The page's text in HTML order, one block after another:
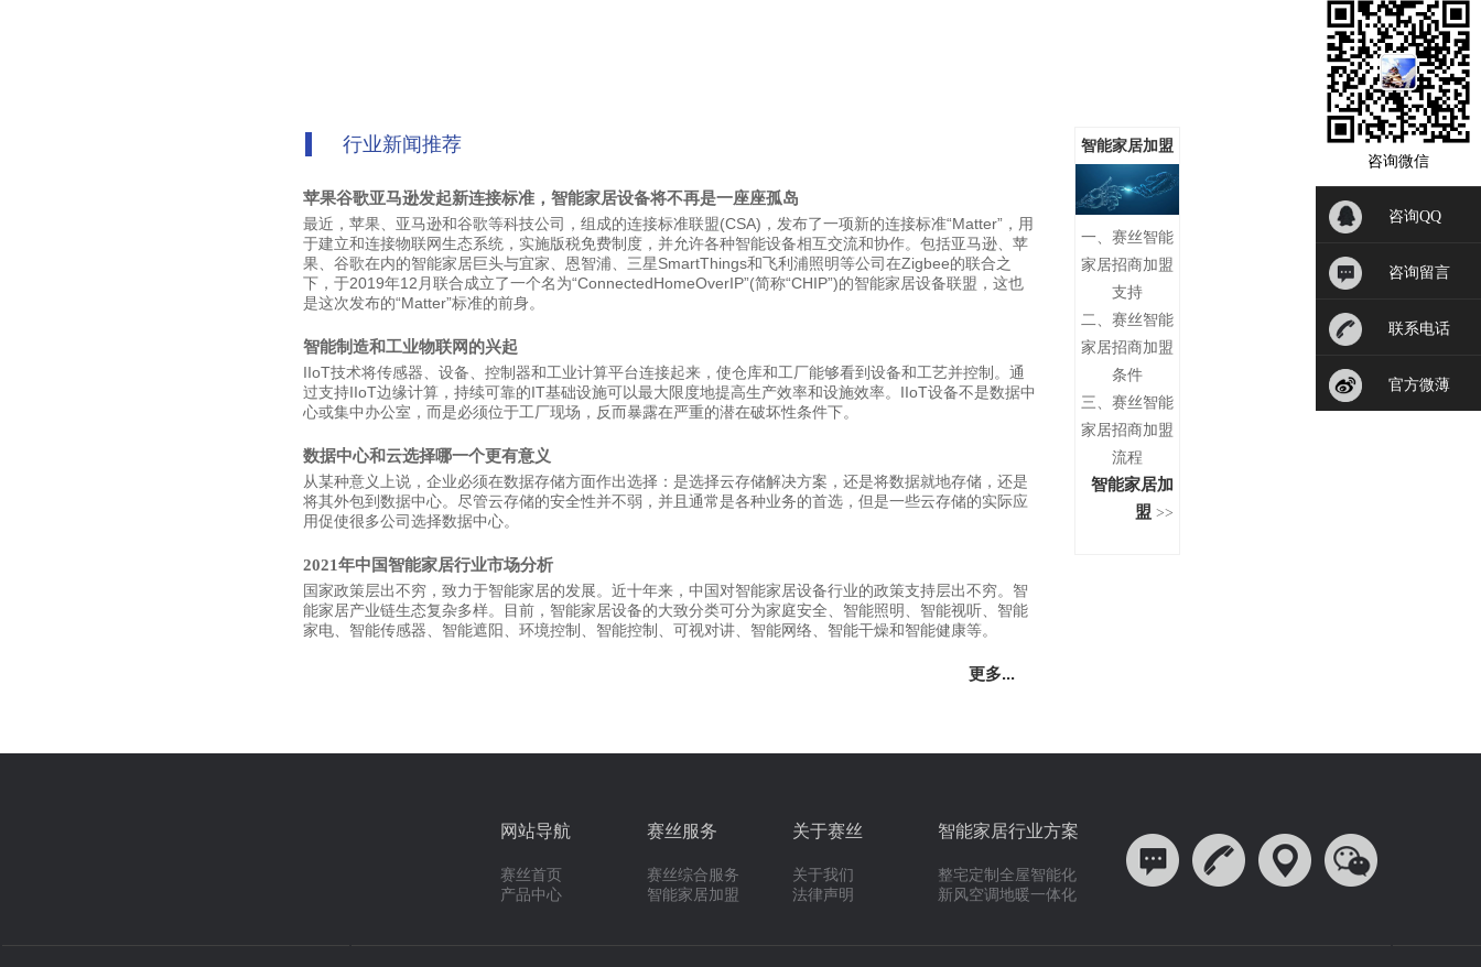
行业新闻推荐
苹果谷歌亚马逊发起新连接标准，智能家居设备将不再是一座座孤岛
最近，苹果、亚马逊和谷歌等科技公司，组成的连接标准联盟(CSA)，发布了一项新的连接标准“Matter”，用
于建立和连接物联网生态系统，实施版税免费制度，并允许各种智能设备相互交流和协作。包括亚马逊、苹
果、谷歌在内的智能家居巨头与宜家、恩智浦、三星SmartThings和飞利浦照明等公司在Zigbee的联合之
下，于2019年12月联合成立了一个名为“ConnectedHomeOverIP”(简称“CHIP”)的智能家居设备联盟，这也
是这次发布的“Matter”标准的前身。
智能制造和工业物联网的兴起
IIoT技术将传感器、设备、控制器和工业计算平台连接起来，使仓库和工厂能够看到设备和工艺并控制。通
过支持IIoT边缘计算，持续可靠的IT基础设施可以最大限度地提高生产效率和设施效率。IIoT设备不是数据中
心或集中办公室，而是必须位于工厂现场，反而暴露在严重的潜在破坏性条件下。
数据中心和云选择哪一个更有意义
从某种意义上说，企业必须在数据存储方面作出选择：是选择云存储解决方案，还是将数据就地存储，还是
将其外包到数据中心。尽管云存储的安全性并不弱，并且通常是各种业务的首选，但是一些云存储的实际应
用促使很多公司选择数据中心。
2021年中国智能家居行业市场分析
国家政策层出不穷，致力于智能家居的发展。近十年来，中国对智能家居设备行业的政策支持层出不穷。智
能家居产业链生态复杂多样。目前，智能家居设备的大致分类可分为家庭安全、智能照明、智能视听、智能
家电、智能传感器、智能遮阳、环境控制、智能控制、可视对讲、智能网络、智能干燥和智能健康等。
更多...
智能家居加盟
一、赛丝智能
家居招商加盟
支持
二、赛丝智能
家居招商加盟
条件
三、赛丝智能
家居招商加盟
流程
智能家居加
盟 >>
网站导航 赛丝服务 关于赛丝 智能家居行业方案
赛丝首页
产品中心
赛丝综合服务
智能家居加盟
关于我们
法律声明
整宅定制全屋智能化
新风空调地暖一体化
咨询微信
咨询QQ
咨询留言
联系电话
官方微薄